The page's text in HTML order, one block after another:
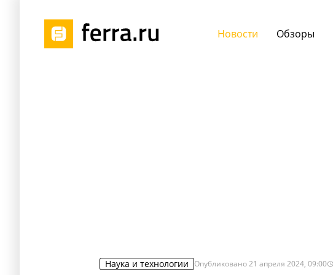
Новости Обзоры
Наука и технологии Опубликовано21 апреля 2024, 09:00